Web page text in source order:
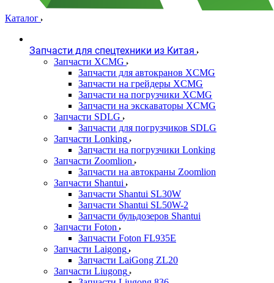
Каталог
Запчасти для спецтехники из Китая
Запчасти XCMG
Запчасти для автокранов XCMG
Запчасти на грейдеры XCMG
Запчасти на погрузчики XCMG
Запчасти на экскаваторы XCMG
Запчасти SDLG
Запчасти для погрузчиков SDLG
Запчасти Lonking
Запчасти на погрузчики Lonking
Запчасти Zoomlion
Запчасти на автокраны Zoomlion
Запчасти Shantui
Запчасти Shantui SL30W
Запчасти Shantui SL50W-2
Запчасти бульдозеров Shantui
Запчасти Foton
Запчасти Foton FL935E
Запчасти Laigong
Запчасти LaiGong ZL20
Запчасти Liugong